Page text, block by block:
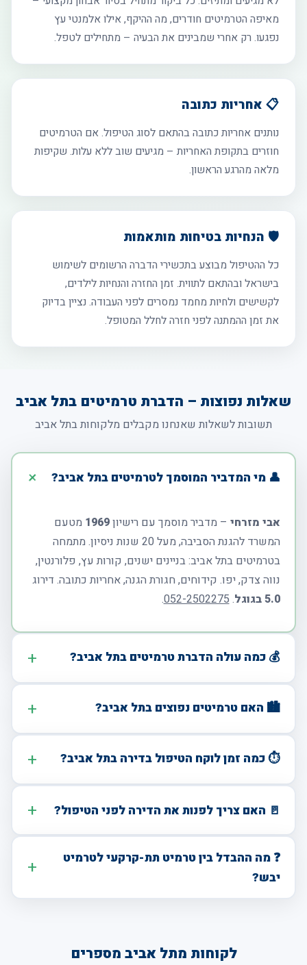
מאיפה הטרמיטים חודרים, מה ההיקף, אילו אלמנטי עץ
נפגעו. רק אחרי שמבינים את הבעיה – מתחילים לטפל.
📋 אחריות כתובה
נותנים אחריות כתובה בהתאם לסוג הטיפול. אם הטרמיטים
חוזרים בתקופת האחריות – מגיעים שוב ללא עלות. שקיפות
מלאה מהרגע הראשון.
🛡️ הנחיות בטיחות מותאמות
כל ההטיפול מבוצע בתכשירי הדברה הרשומים לשימוש
בישראל ובהתאם לתווית. זמן החזרה והנחיות לילדים,
לקשישים ולחיות מחמד נמסרים לפני העבודה. נציין בדיוק
את זמן ההמתנה לפני חזרה לחלל המטופל.
שאלות נפוצות – הדברת טרמיטים בתל אביב
תשובות לשאלות שאנחנו מקבלים מלקוחות בתל אביב
👤 מי המדביר המוסמך לטרמיטים בתל אביב?
אבי מזרחי – מדביר מוסמך עם רישיון1969 מטעם
המשרד להגנת הסביבה, מעל 20 שנות ניסיון. מתמחה
בטרמיטים בתל אביב: בניינים ישנים, קורות עץ, פלורנטין,
נווה צדק, יפו. קידוחים, חגורת הגנה, אחריות כתובה. דירוג
5.0 בגוגל
.
052-2502275
.
💰 כמה עולה הדברת טרמיטים בתל אביב?
🏙️ האם טרמיטים נפוצים בתל אביב?
⏱️ כמה זמן לוקח הטיפול בדירה בתל אביב?
🚪 האם צריך לפנות את הדירה לפני הטיפול?
❓ מה ההבדל בין טרמיט תת-קרקעי לטרמיט
יבש?
לקוחות מתל אביב מספרים